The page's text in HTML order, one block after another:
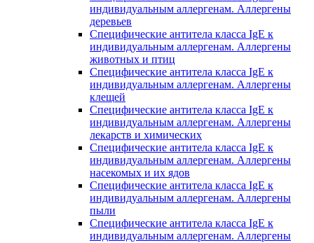
индивидуальным аллергенам. Аллергены
деревьев
Специфические антитела класса IgE к
индивидуальным аллергенам. Аллергены
животных и птиц
Специфические антитела класса IgE к
индивидуальным аллергенам. Аллергены
клещей
Специфические антитела класса IgE к
индивидуальным аллергенам. Аллергены
лекарств и химических
Специфические антитела класса IgE к
индивидуальным аллергенам. Аллергены
насекомых и их ядов
Специфические антитела класса IgE к
индивидуальным аллергенам. Аллергены
пыли
Специфические антитела класса IgE к
индивидуальным аллергенам. Аллергены